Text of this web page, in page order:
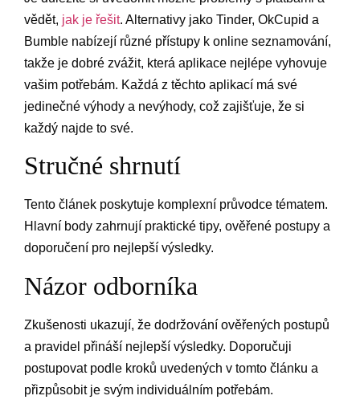
vědět, jak je řešit. Alternativy jako Tinder, OkCupid a
Bumble nabízejí různé přístupy k online seznamování,
takže je dobré zvážit, která aplikace nejlépe vyhovuje
vašim potřebám. Každá z těchto aplikací má své
jedinečné výhody a nevýhody, což zajišťuje, že si
každý najde to své.
Stručné shrnutí
Tento článek poskytuje komplexní průvodce tématem.
Hlavní body zahrnují praktické tipy, ověřené postupy a
doporučení pro nejlepší výsledky.
Názor odborníka
Zkušenosti ukazují, že dodržování ověřených postupů
a pravidel přináší nejlepší výsledky. Doporučuji
postupovat podle kroků uvedených v tomto článku a
přizpůsobit je svým individuálním potřebám.